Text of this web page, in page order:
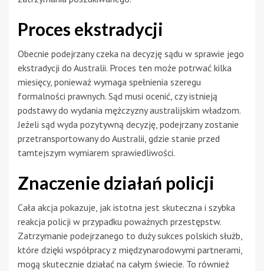
Proces ekstradycji
Obecnie podejrzany czeka na decyzję sądu w sprawie jego
ekstradycji do Australii. Proces ten może potrwać kilka
miesięcy, ponieważ wymaga spełnienia szeregu
formalności prawnych. Sąd musi ocenić, czy istnieją
podstawy do wydania mężczyzny australijskim władzom.
Jeżeli sąd wyda pozytywną decyzję, podejrzany zostanie
przetransportowany do Australii, gdzie stanie przed
tamtejszym wymiarem sprawiedliwości.
Znaczenie działań policji
Cała akcja pokazuje, jak istotna jest skuteczna i szybka
reakcja policji w przypadku poważnych przestępstw.
Zatrzymanie podejrzanego to duży sukces polskich służb,
które dzięki współpracy z międzynarodowymi partnerami,
mogą skutecznie działać na całym świecie. To również